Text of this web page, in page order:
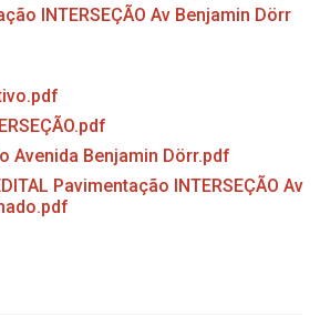
INTERSEÇÃO Av Benjamin Dörr
Avenida Benjamin Dörr.pdf
Pavimentação INTERSEÇÃO Av